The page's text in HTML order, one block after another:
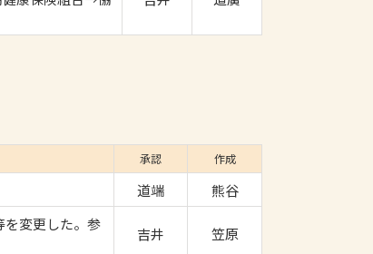
承認 作成
道端 熊谷
を変更した。参
吉井 笠原